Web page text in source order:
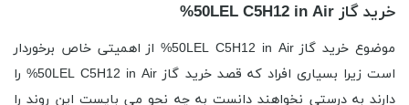
خرید گاز 50LEL C5H12 in Air%
موضوع خرید گاز 50LEL C5H12 in Air% از اهمیتی خاص برخوردار
است زیرا بسیاری افراد که قصد خرید گاز 50LEL C5H12 in Air% را
دارند به درستی نخواهند دانست به چه نحو می بایست این روند را